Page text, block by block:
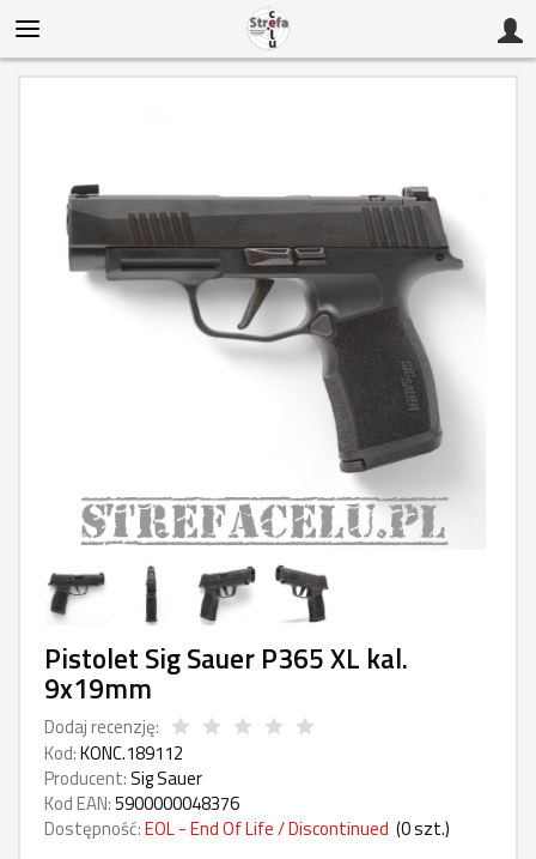
Pistolet Sig Sauer P365 XL kal.
9x19mm
Dodaj recenzję:
Kod:KONC.189112
Producent:Sig Sauer
Kod EAN:5900000048376
Dostępność:EOL - End Of Life / Discontinued (0szt.)